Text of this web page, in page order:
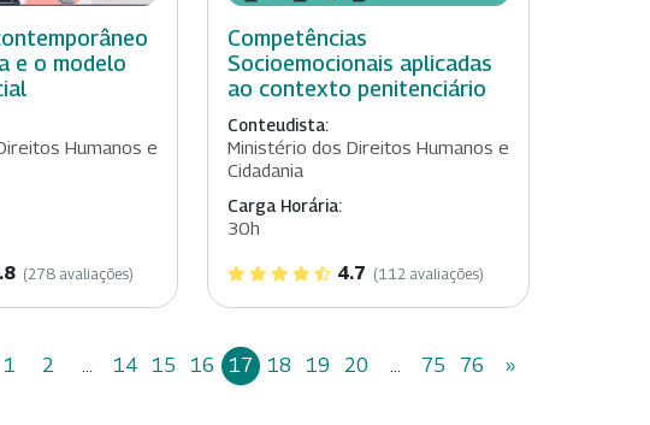
e o modelo
Humanos e
(278 avaliações)
Competências
Socioemocionais aplicadas
ao contexto penitenciário
Conteudista:
Ministério dos Direitos Humanos e
Cidadania
Carga Horária:
30h
4.7 (112 avaliações)
1 2 ... 14 15 16 17 18 19 20 ... 75 76 »